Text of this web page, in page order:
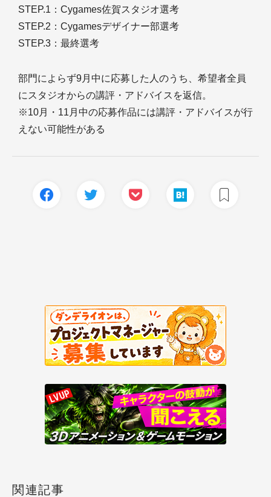
STEP.1：Cygames佐賀スタジオ選考
STEP.2：Cygamesデザイナー部選考
STEP.3：最終選考
部門によらず9月中に応募した人のうち、希望者全員
にスタジオからの講評・アドバイスを返信。
※10月・11月中の応募作品には講評・アドバイスが行
えない可能性がある
関連記事